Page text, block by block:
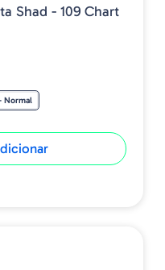
Shad - 109 Chart
Normal